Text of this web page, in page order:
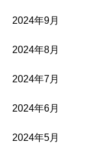
2024年9月
2024年8月
2024年7月
2024年6月
2024年5月